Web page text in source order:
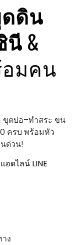
ดิน
นี&
มคน
ขุดบ่อ–ทำสระ ขน
ครบ พร้อมหัว
ด่วน!
แอดไลน์ LINE
ง